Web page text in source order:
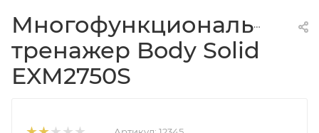
Многофункциональный
тренажер Body Solid
EXM2750S